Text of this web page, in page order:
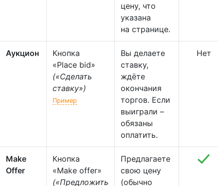
цену, что
указана
на странице.
Аукцион
Кнопка
«Place bid»
(«Сделать
ставку»)
Пример
Вы делаете
ставку,
ждёте
окончания
торгов. Если
выиграли –
обязаны
оплатить.
Нет
Make
Offer
Кнопка
«Make offer»
(«Предложить
Предлагаете
свою цену
(обычно